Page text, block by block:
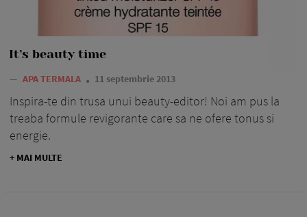
It’s beauty time
— APA TERMALA 11 septembrie 2013
Inspira-te din trusa unui beauty-editor! Noi am pus la
treaba formule revigorante care sa ne ofere tonus si
energie.
+ MAI MULTE